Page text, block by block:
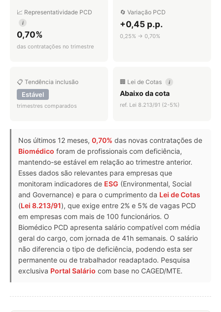
📈 Representatividade PCD
i
0,70%
das contratações no trimestre
🔄 Variação PCD
+0,45 p.p.
0,25% → 0,70%
📋 Tendência inclusão
Estável
trimestres comparados
🏢 Lei de Cotas i
Abaixo da cota
ref. Lei 8.213/91 (2-5%)
Nos últimos 12 meses, 0,70% das novas contratações de
Biomédico foram de profissionais com deficiência,
mantendo-se estável em relação ao trimestre anterior.
Esses dados são relevantes para empresas que
monitoram indicadores de ESG (Environmental, Social
and Governance) e para o cumprimento da Lei de Cotas
(Lei 8.213/91), que exige entre 2% e 5% de vagas PCD
em empresas com mais de 100 funcionários. O
Biomédico PCD apresenta salário compatível com média
geral do cargo, com jornada de 41h semanais. O salário
não diferencia o tipo de deficiência, podendo esta ser
permanente ou de trabalhador readaptado. Pesquisa
exclusiva Portal Salário com base no CAGED/MTE.